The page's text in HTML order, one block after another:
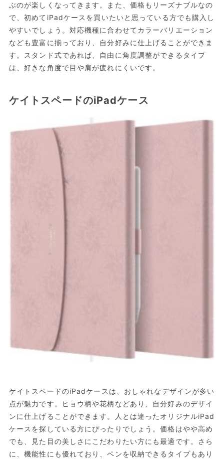
ぶのが楽しくなってきます。また、価格もリーズナブルなの
で、初めてiPadケースを買いたいと思っている方でも購入し
やすいでしょう。対応機種に合わせてカラーバリエーション
なども豊富に揃っており、自分好みに仕上げることができま
す。スタンド式であれば、自由に角度調整ができるタイプ
は、好きな角度で目や肩が疲れにくいです。
ケイトスペードのiPadケース
ケイトスペードのiPadケースは、おしゃれなデザインが多い
点が魅力です。ヒョウ柄や花柄などあり、自分好みのデザイ
ンに仕上げることができます。人とは違ったオリジナルiPad
ケースを探している方にぴったりでしょう。価格はやや高め
でも、見た目の美しさにこだわりたい方にも最適です。さら
に、機能性にも優れており、ペンを収納できるタイプもあり